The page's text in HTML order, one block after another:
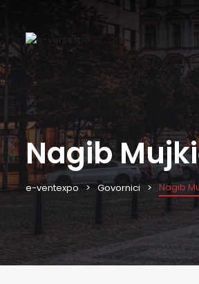
Nagib
e-ventexpo Govornici Nagib